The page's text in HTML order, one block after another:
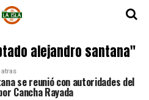
alejandro santana"
se reunió con autoridades del
Cancha Rayada